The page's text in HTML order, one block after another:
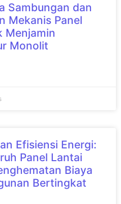
Sambungan dan
Mekanis Panel
Menjamin
Monolit
Efisiensi Energi:
Panel Lantai
Biaya
Bertingkat